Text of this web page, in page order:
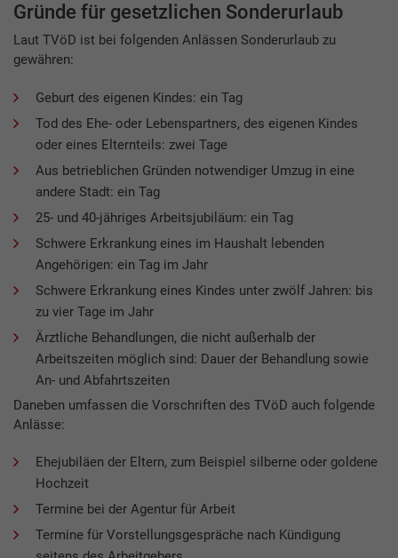
Gründe für gesetzlichen Sonderurlaub
Laut TVöD ist bei folgenden Anlässen Sonderurlaub zu
gewähren:
Geburt des eigenen Kindes: ein Tag
Tod des Ehe- oder Lebenspartners, des eigenen Kindes
oder eines Elternteils: zwei Tage
Aus betrieblichen Gründen notwendiger Umzug in eine
andere Stadt: ein Tag
25- und 40-jähriges Arbeitsjubiläum: ein Tag
Schwere Erkrankung eines im Haushalt lebenden
Angehörigen: ein Tag im Jahr
Schwere Erkrankung eines Kindes unter zwölf Jahren: bis
zu vier Tage im Jahr
Ärztliche Behandlungen, die nicht außerhalb der
Arbeitszeiten möglich sind: Dauer der Behandlung sowie
An- und Abfahrtszeiten
Daneben umfassen die Vorschriften des TVöD auch folgende
Anlässe:
Ehejubiläen der Eltern, zum Beispiel silberne oder goldene
Hochzeit
Termine bei der Agentur für Arbeit
Termine für Vorstellungsgespräche nach Kündigung